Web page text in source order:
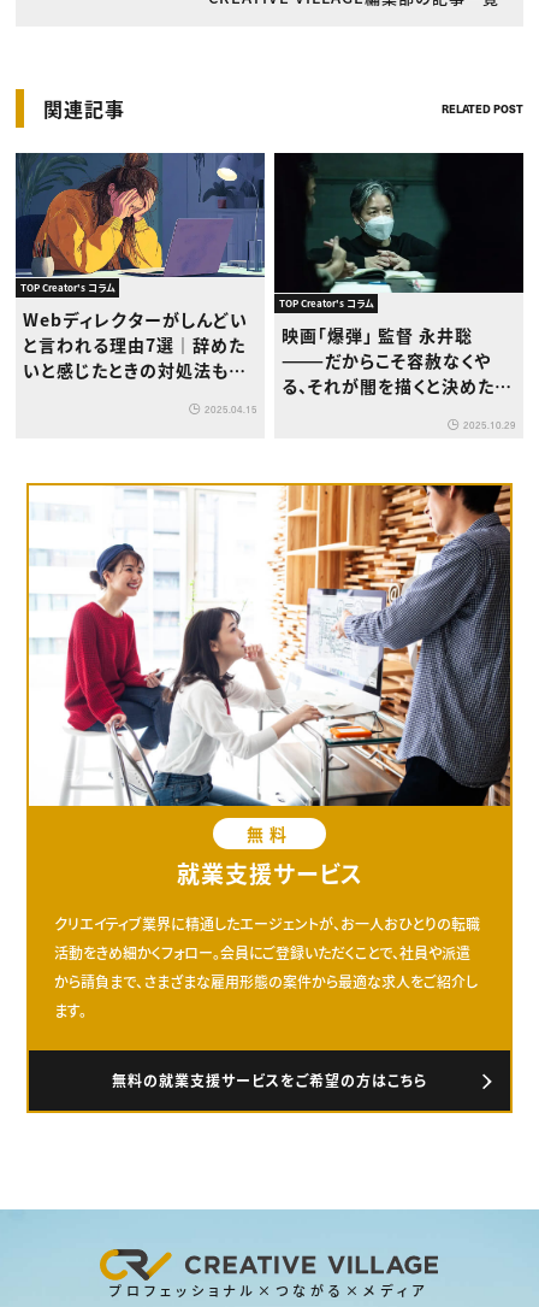
関連記事 RELATED POST
TOP Creator's コラム
Webディレクターがしんどい
と言われる理由7選｜辞めた
いと感じたときの対処法も解
2025.04.15
TOP Creator's コラム
映画「爆弾」 監督 永井聡
———だからこそ容赦なくや
る、それが闇を描くと決めた人
2025.10.29
無料
就業支援サービス
クリエイティブ業界に精通したエージェントが、お一人おひとりの転職
活動をきめ細かくフォロー。会員にご登録いただくことで、社員や派遣
から請負まで、さまざまな雇用形態の案件から最適な求人をご紹介し
ます。
無料の就業支援サービスをご希望の方はこちら
プロフェッショナル×つながる×メディア